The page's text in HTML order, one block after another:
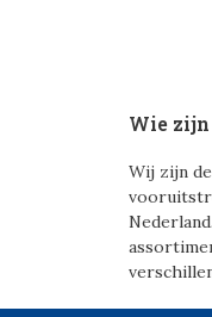
Wie
Wij zijn